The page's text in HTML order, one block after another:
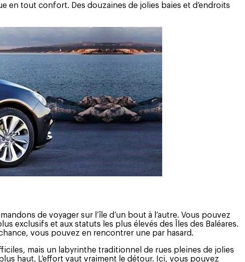
en tout confort. Des douzaines de jolies baies et d’endroits
de voyager sur l’île d’un bout à l’autre. Vous pouvez
exclusifs et aux statuts les plus élevés des Îles des Baléares.
vous pouvez en rencontrer une par hasard.
mais un labyrinthe traditionnel de rues pleines de jolies
haut. L’effort vaut vraiment le détour. Ici, vous pouvez